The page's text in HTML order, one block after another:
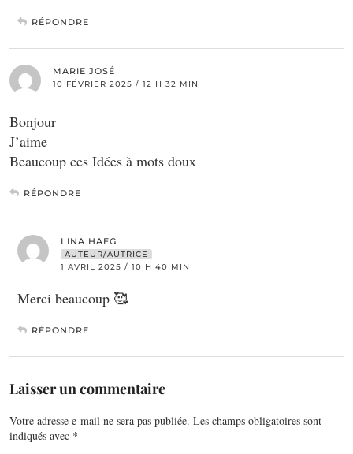
RÉPONDRE
MARIE JOSÉ
10 FÉVRIER 2025 / 12 H 32 MIN
Bonjour
J’aime
Beaucoup ces Idées à mots doux
RÉPONDRE
LINA HAEG
AUTEUR/AUTRICE
1 AVRIL 2025 / 10 H 40 MIN
Merci beaucoup 🥰
RÉPONDRE
Laisser un commentaire
Votre adresse e-mail ne sera pas publiée. Les champs obligatoires sont
indiqués avec *